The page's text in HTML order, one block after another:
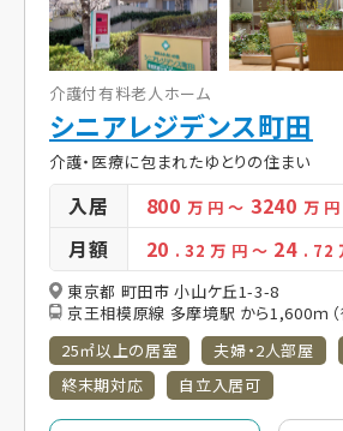
介護付有料老人ホーム
シニアレジデンス町田
介護・医療に包まれたゆとりの住まい
入居 800 万 円～ 3240 万 円
月額 20 . 32万 円 ～ 24 . 72
東京都 町田市 小山ケ丘1-3-8
京王相模原線 多摩境駅 から1,600ｍ（
25㎡以上の居室
夫婦・2人部屋
終末期対応
自立入居可